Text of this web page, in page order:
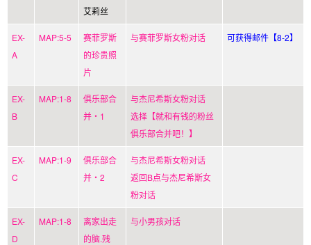
艾莉丝
EX-
A
MAP:5-5
赛菲罗斯
的珍贵照
片
与赛菲罗斯女粉对话 可获得邮件【8-2】
EX-
B
MAP:1-8
俱乐部合
并・1
与杰尼希斯女粉对话
选择【就和有钱的粉丝
俱乐部合并吧！】
EX-
C
MAP:1-9
俱乐部合
并・2
与杰尼希斯女粉对话
返回B点与杰尼希斯女
粉对话
EX-
D
MAP:1-8
离家出走
的脑.残
与小男孩对话